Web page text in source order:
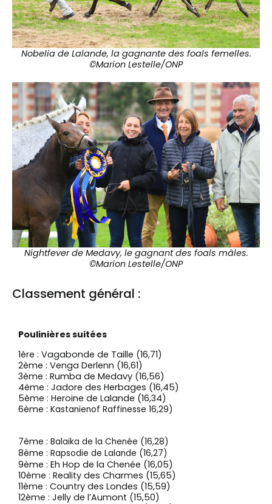
Nobelia de Lalande, la gagnante des foals femelles.
©Marion Lestelle/ONP
Nightfever de Medavy, le gagnant des foals mâles.
©Marion Lestelle/ONP
Classement général :
Poulinières suitées
1ère : Vagabonde de Taille (16,71)
2ème : Venga Derlenn (16,61)
3ème : Rumba de Medavy (16,56)
4ème : Jadore des Herbages (16,45)
5ème : Heroine de Lalande (16,34)
6ème : Kastanienof Raffinesse 16,29)
7ème : Balaika de la Chenée (16,28)
8ème : Rapsodie de Lalande (16,27)
9ème : Eh Hop de la Chenée (16,05)
10ème : Reality des Charmes (15,65)
11ème : Country des Londes (15,59)
12ème : Jelly de l’Aumont (15,50)